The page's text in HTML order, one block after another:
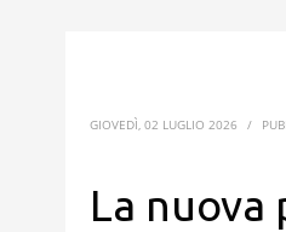
GIOVEDÌ, 02 LUGLIO 2026 /
La